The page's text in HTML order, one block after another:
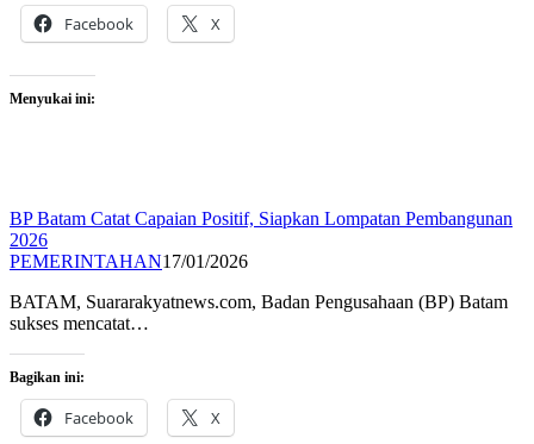
Facebook X
Menyukai ini:
BP Batam Catat Capaian Positif, Siapkan Lompatan Pembangunan
2026
PEMERINTAHAN17/01/2026
BATAM, Suararakyatnews.com, Badan Pengusahaan (BP) Batam
sukses mencatat…
Bagikan ini:
Facebook X